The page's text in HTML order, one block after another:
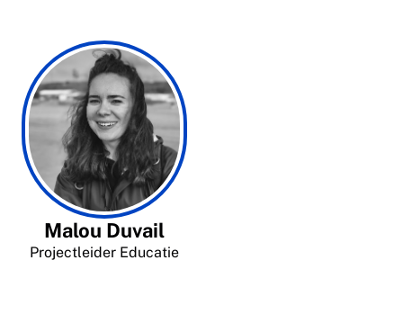
Malou Duvail
Projectleider Educatie